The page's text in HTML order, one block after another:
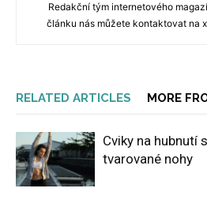
Redakční tým internetového
článku nás můžete kontaktovat na
RELATED ARTICLES MORE
Cviky na hubnutí
tvarované nohy